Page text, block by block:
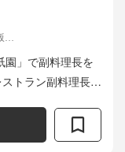
京都府京都市東山区下河原通八坂鳥居前下ル清井町480
園」で副料理長を